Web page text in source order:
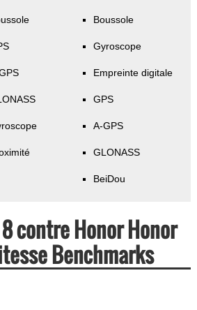
Boussole
Gyroscope
Empreinte digitale
GPS
A-GPS
GLONASS
BeiDou
contre Honor Honor
Benchmarks